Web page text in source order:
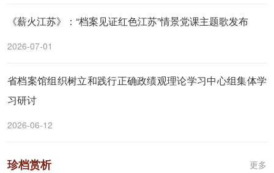
《薪火江苏》：“档案见证红色江苏”情景党课主题歌发布
2026-07-01
省档案馆组织树立和践行正确政绩观理论学习中心组集体学
习研讨
2026-06-12
珍档赏析 更多